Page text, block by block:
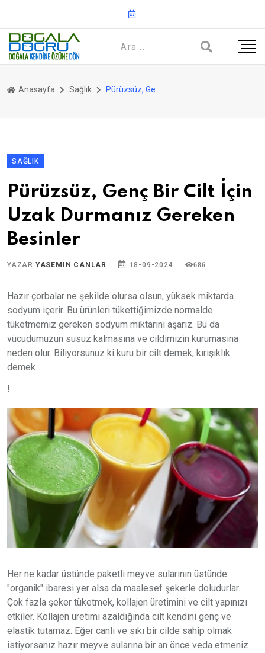
Anasayfa Sağlık
SAĞLIK
Pürüzsüz, Genç Bir Cilt İçin
Uzak Durmanız Gereken
Besinler
YAZAR YASEMIN CANLAR 18-09-2024 686
Hazır çorbalar ne şekilde olursa olsun, yüksek miktarda
sodyum içerir. Bu ürünleri tükettiğimizde normalde
tüketmemiz gereken sodyum miktarını aşarız. Bu da
vücudumuzun susuz kalmasına ve cildimizin kurumasına
neden olur. Biliyorsunuz ki kuru bir cilt demek, kırışıklık
demek
!
Her ne kadar üstünde paketli meyve sularının üstünde
"organik" ibaresi yer alsa da maalesef şekerle doludurlar.
Çok fazla şeker tüketmek, kollajen üretimini ve cilt yapınızı
etkiler. Kollajen üretimi azaldığında cilt kendini genç ve
elastik tutamaz. Eğer canlı ve sıkı bir cilde sahip olmak
istiyorsanız hazır meyve sularına bir an önce veda etmeniz